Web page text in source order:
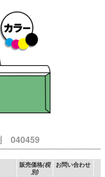
040459
販売価格(税
別)
お問い合わせ